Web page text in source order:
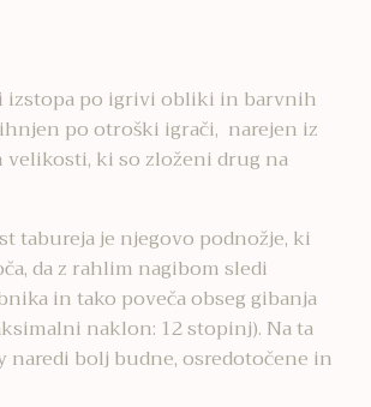
izstopa po igrivi obliki in barvnih
po otroški igrači, narejen iz
ki so zloženi drug na
tabureja je njegovo podnožje, ki
da z rahlim nagibom sledi
in tako poveča obseg gibanja
naklon: 12 stopinj). Na ta
naredi bolj budne, osredotočene in